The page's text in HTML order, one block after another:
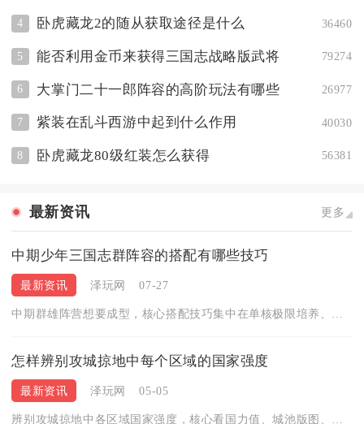
4 卧虎藏龙2的随从获取途径是什么 36460
5 能否利用金币来获得三国志战略版武将 79274
6 大掌门二十一郎阵容的高阶玩法有哪些 26977
7 紫装在乱斗西游中起到什么作用 40030
8 卧虎藏龙80级红装怎么获得 56381
最新资讯 更多
中期少年三国志群阵容的搭配有哪些技巧
最新资讯 泽玩网 07-27
中期群雄阵营想要成型，核心搭配技巧集中在单核极限培养、控制输...
怎样辨别攻城掠地中每个区域的国家强度
最新资讯 泽玩网 05-05